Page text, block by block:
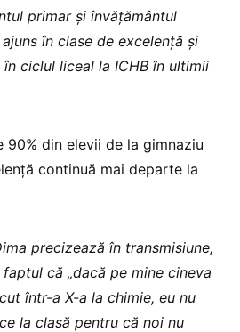
primar și învățământul
în clase de excelență și
ciclul liceal la ICHB în ultimii
90% din elevii de la gimnaziu
continuă mai departe la
precizează în transmisiune,
că „dacă pe mine cineva
într-a X-a la chimie, eu nu
la clasă pentru că noi nu